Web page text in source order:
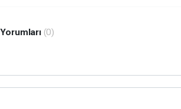
(0)